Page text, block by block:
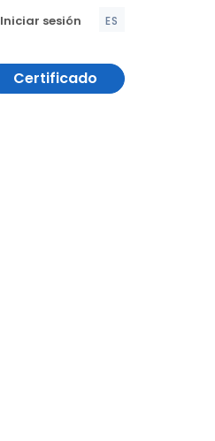
Iniciar sesión ES
Certificado